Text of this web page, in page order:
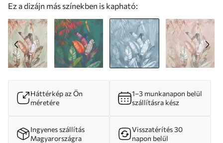
Ez a dizájn más színekben is kapható:
Háttérkép az Ön
méretére
1–3 munkanapon belül
szállításra kész
Ingyenes szállítás
Magyarországra
Visszatérítés 30
napon belül